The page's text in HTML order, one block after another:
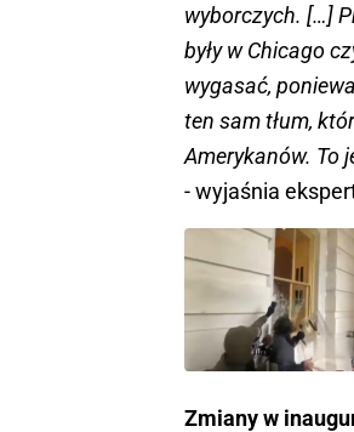
wyborczych. […]
były w Chicago
wygasać,
ten sam tłum,
Amerykanów. To
- wyjaśnia
Zmiany w